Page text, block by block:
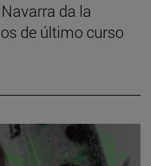
da la
de último curso